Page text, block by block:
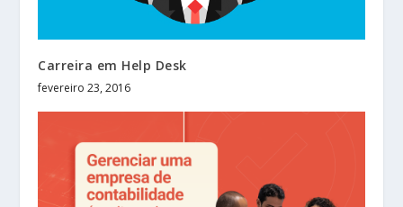
Carreira em Help Desk
fevereiro 23, 2016